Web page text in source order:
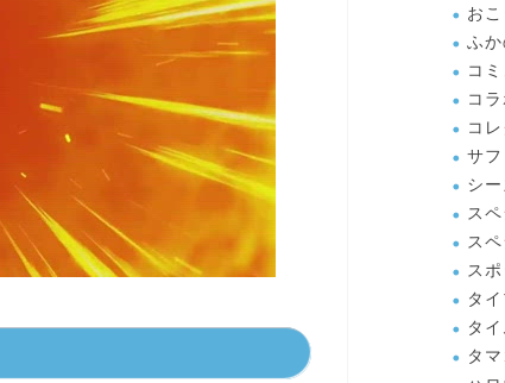
おこ
ふか
コ
コ
コ
サ
シ
ス
ス
ス
タ
タ
タ